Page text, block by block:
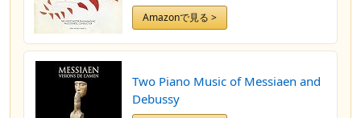
Amazonで見る >
Two Piano Music of Messiaen and
Debussy